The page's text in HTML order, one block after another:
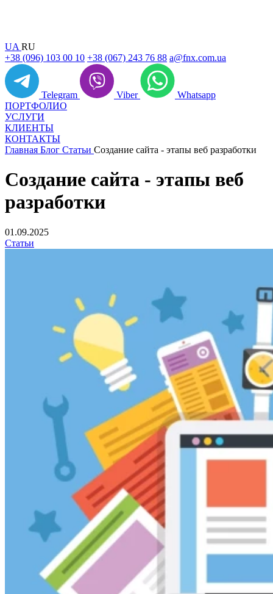
UA RU
+38 (096) 103 00 10 +38 (067) 243 76 88 a@fnx.com.ua
Telegram Viber
Whatsapp
ПОРТФОЛИО
УСЛУГИ
КЛИЕНТЫ
КОНТАКТЫ
Главная Блог Статьи Создание сайта - этапы веб разработки
Создание сайта - этапы веб
разработки
01.09.2025
Статьи